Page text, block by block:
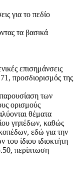
για το πεδίο
τα βασικά
επισημάνσεις
προσδιορισμός της
των
ορισμούς
θέματα
γηπέδων, καθώς
εδώ για την
ίδιου ιδιοκτήτη
περίπτωση